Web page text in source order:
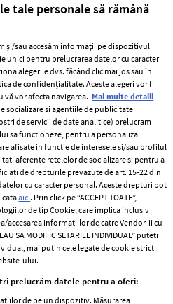
Termeni si conditii
Politica de
confidențialitate
Politica de cookies
Publicitate
femei
tale personale să rămână
și/sau accesăm informații pe dispozitivul
unici pentru prelucrarea datelor cu caracter
alegerile dvs. făcând clic mai jos sau în
de confidențialitate. Aceste alegeri vor fi
vor afecta navigarea. Mai multe detalii
socializare si agentiile de publicitate
de servicii de date analitice) prelucram
sa functioneze, pentru a personaliza
afisate in functie de interesele si/sau profilul
aferente retelelor de socializare si pentru a
de drepturile prevazute de art. 15-22 din
cu caracter personal. Aceste drepturi pot
aici. Prin click pe “ACCEPT TOATE”,
de tip Cookie, care implica inclusiv
accesarea informatiilor de catre Vendor-ii cu
SA MODIFIC SETARILE INDIVIDUAL” puteti
mai putin cele legate de cookie strict
ului.
prelucrăm datele pentru a oferi:
de pe un dispozitiv. Măsurarea